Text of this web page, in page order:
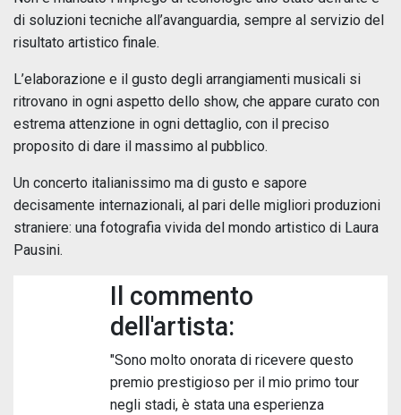
di soluzioni tecniche all’avanguardia, sempre al servizio del
risultato artistico finale.
L’elaborazione e il gusto degli arrangiamenti musicali si
ritrovano in ogni aspetto dello show, che appare curato con
estrema attenzione in ogni dettaglio, con il preciso
proposito di dare il massimo al pubblico.
Un concerto italianissimo ma di gusto e sapore
decisamente internazionali, al pari delle migliori produzioni
straniere: una fotografia vivida del mondo artistico di Laura
Pausini.
Il commento
dell'artista:
"Sono molto onorata di ricevere questo
premio prestigioso per il mio primo tour
negli stadi, è stata una esperienza